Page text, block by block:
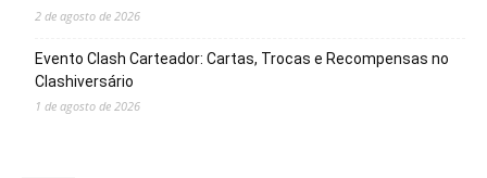
2 de agosto de 2026
Evento Clash Carteador: Cartas, Trocas e Recompensas no
Clashiversário
1 de agosto de 2026